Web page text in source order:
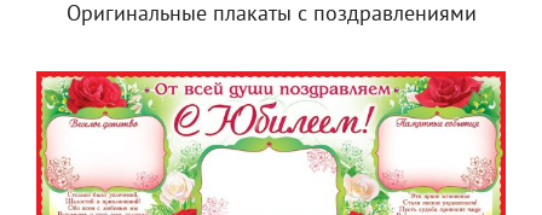
Оригинальные плакаты с поздравлениями